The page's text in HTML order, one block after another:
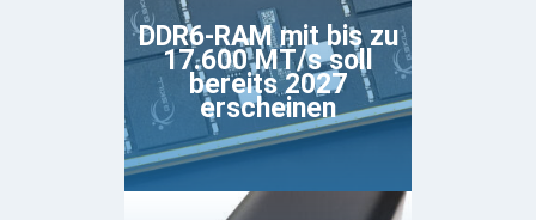
DDR6-RAM mit bis zu
17.600 MT/s soll
bereits 2027
erscheinen